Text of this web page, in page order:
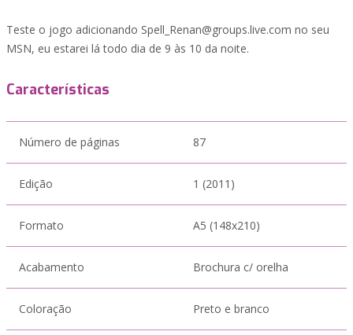
Teste o jogo adicionando Spell_Renan@groups.live.com no seu
MSN, eu estarei lá todo dia de 9 às 10 da noite.
Características
Número de páginas 87
Edição 1 (2011)
Formato A5 (148x210)
Acabamento Brochura c/ orelha
Coloração Preto e branco